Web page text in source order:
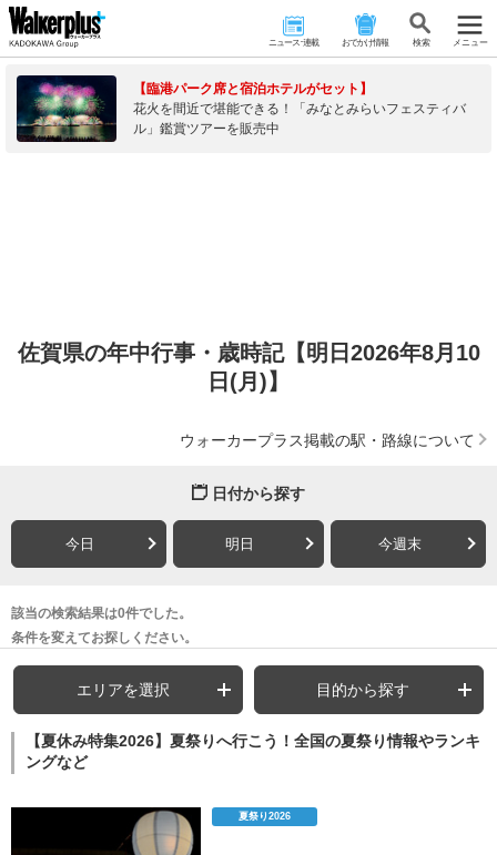
ニュース･連載 おでかけ情報 検 索 メニュー
【臨港パーク席と宿泊ホテルがセット】
花火を間近で堪能できる！「みなとみらいフェスティバ
ル」鑑賞ツアーを販売中
佐賀県の年中行事・歳時記【明日2026年8月10
日(月)】
ウォーカープラス掲載の駅・路線について
日付から探す
今日 明日 今週末
該当の検索結果は0件でした。
条件を変えてお探しください。
エリアを選択 目的から探す
【夏休み特集2026】夏祭りへ行こう！全国の夏祭り情報やランキ
ングなど
夏祭り2026